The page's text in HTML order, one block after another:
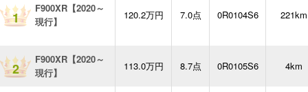
1
F900XR【2020～
現行】
120.2万円 7.0点 0R0104S6 221km
2
F900XR【2020～
現行】
113.0万円 8.7点 0R0105S6 4km